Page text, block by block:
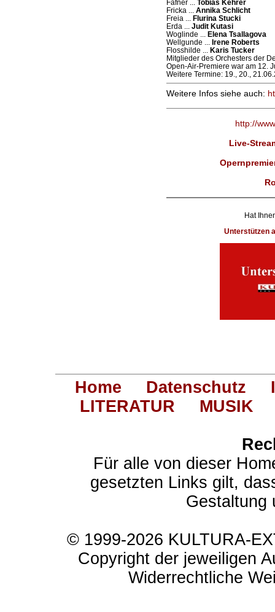
Fafner ... Tobias Kehrer
Fricka ... Annika Schlicht
Freia ...
Flurina Stucki
Erda ... Judit Kutasi
Woglinde ...
Elena Tsallagova
Wellgunde ...
Irene Roberts
Flosshilde ...
Karis Tucker
Mitglieder des Orchesters der
Open-Air-Premiere war am 12.
Weitere Termine: 19., 20.,
Weitere Infos siehe auch:
http://
Live-
Hat
Unterstützen
Home Datenschutz
LITERATUR
MUSIK
Für alle von dieser
gesetzten Links gilt,
Gestaltung
© 1999-2026 KULTURA-
Copyright der jeweiligen
Widerrechtliche